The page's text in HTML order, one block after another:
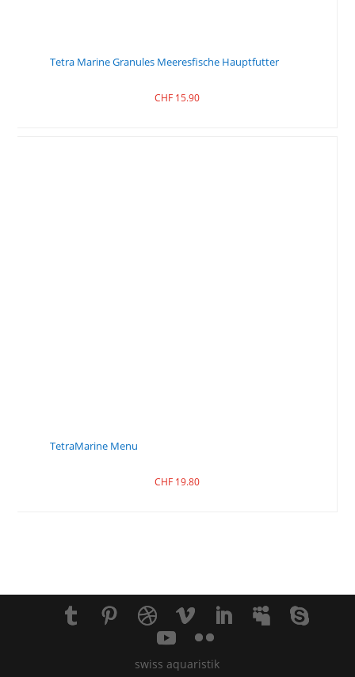
Tetra Marine Granules Meeresfische Hauptfutter
CHF 15.90
TetraMarine Menu
CHF 19.80
swiss aquaristik